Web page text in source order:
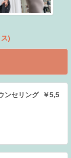
)
ンセリング ￥5,5